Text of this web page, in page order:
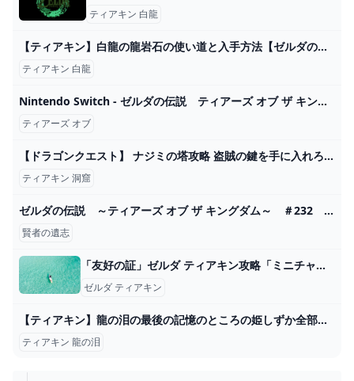
ティアキン 白龍
【ティアキン】白龍の龍岩石の使い道と入手方法【ゼルダの伝説ティアーズオブザキングダム】｜ゲームエイト
ティアキン 白龍
Nintendo Switch - ゼルダの伝説 ティアーズ オブ ザ キングダムの通販 by ブンたんs shop｜ニンテンドースイッチならラクマ
ティアーズ オブ
【ドラゴンクエスト】 ナジミの塔攻略 盗賊の鍵を手に入れろ！ まほうのたまを求めて #ドラゴンクエスト #ドラクエ3 #DQ3 #LIVE配信 - YouTube
ティアキン 洞窟
ゼルダの伝説 ～ティアーズ オブ ザ キングダム～ ＃232 賢者の遺志を探して空島探索！ - YouTube
賢者の遺志
「友好の証」ゼルダ ティアキン攻略「ミニチャレンジ編」【ゼルダの伝説ティアーズオブザキングダム攻略】 GameGamingGames
ゼルダ ティアキン
【ティアキン】龍の泪の最後の記憶のところの姫しずか全部取ってしまったせいで赤い月来ても数本しか生えてない : ゼルダの伝説 ティアーズ オブ ザ キングダム攻略まとめ速報
ティアキン 龍の泪